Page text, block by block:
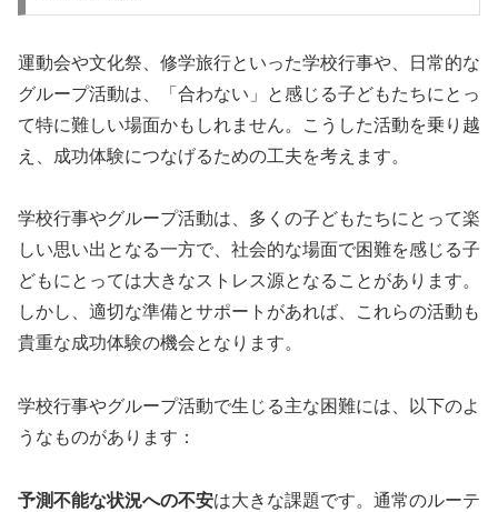
運動会や文化祭、修学旅行といった学校行事や、日常的な
グループ活動は、「合わない」と感じる子どもたちにとっ
て特に難しい場面かもしれません。こうした活動を乗り越
え、成功体験につなげるための工夫を考えます。
学校行事やグループ活動は、多くの子どもたちにとって楽
しい思い出となる一方で、社会的な場面で困難を感じる子
どもにとっては大きなストレス源となることがあります。
しかし、適切な準備とサポートがあれば、これらの活動も
貴重な成功体験の機会となります。
学校行事やグループ活動で生じる主な困難には、以下のよ
うなものがあります：
予測不能な状況への不安は大きな課題です。通常のルーテ